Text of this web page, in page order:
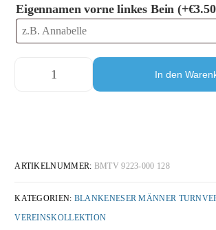
Eigennamen vorne linkes Bein (+€3.50
In den
ARTIKELNUMMER: BMTV 9223-000 128
KATEGORIEN: BLANKENESER MÄNNER
VEREINSKOLLEKTION